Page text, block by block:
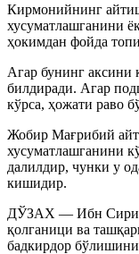
Кирмонийнинг
хусуматлашганини
ҳокимдан фойда
Агар бунинг аксини
билдиради. Агар
кўрса, ҳожати раво
Жобир Мағрибий
хусуматлашганини
далилдир, чунки у
кишидир.
ДЎЗАХ — Ибн
қолганици ва
бадкирдор